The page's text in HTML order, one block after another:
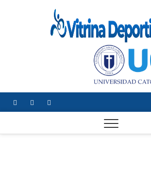
facebook
twitterinstagram